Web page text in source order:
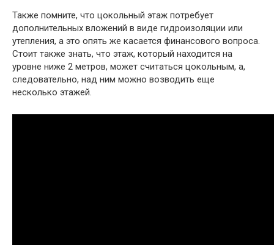
Также помните, что цокольный этаж потребует
дополнительных вложений в виде гидроизоляции или
утепления, а это опять же касается финансового вопроса.
Стоит также знать, что этаж, который находится на
уровне ниже 2 метров, может считаться цокольным, а,
следовательно, над ним можно возводить еще
несколько этажей.